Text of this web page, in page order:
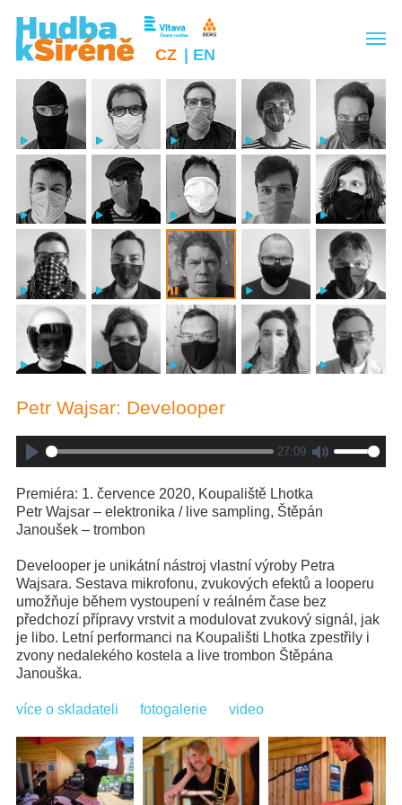
CZ | EN
Petr Wajsar: Develooper
Play
27:09
Mute
Premiéra: 1. července 2020, Koupaliště Lhotka
Petr Wajsar – elektronika / live sampling, Štěpán
Janoušek – trombon
Develooper je unikátní nástroj vlastní výroby Petra
Wajsara. Sestava mikrofonu, zvukových efektů a looperu
umožňuje během vystoupení v reálném čase bez
předchozí přípravy vrstvit a modulovat zvukový signál, jak
je libo. Letní performanci na Koupališti Lhotka zpestřily i
zvony nedalekého kostela a live trombon Štěpána
Janouška.
více o skladateli fotogalerie video